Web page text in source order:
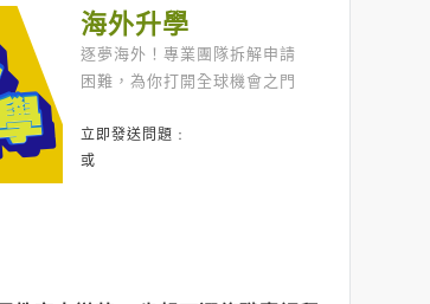
海外升學
逐夢海外！專業團隊拆解申請
困難，為你打開全球機會之門
立即發送問題﹕
或